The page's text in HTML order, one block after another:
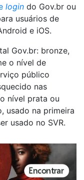
login do Gov.br ou
usuários de
e iOS.
Gov.br: bronze,
o nível de
público
nas
nível prata ou
usado na primeira
usado no SVR.